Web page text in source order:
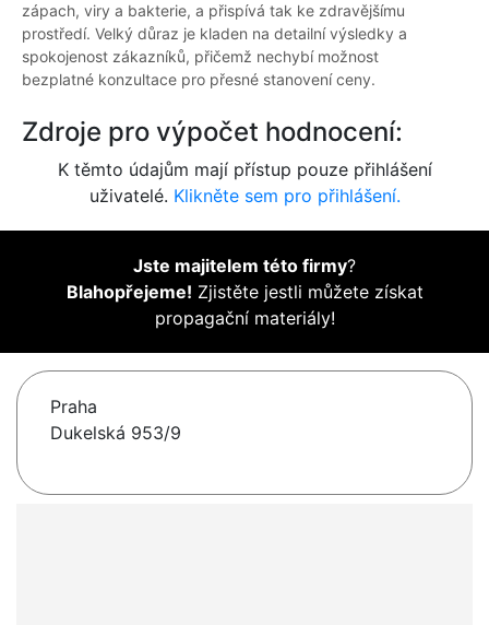
zápach, viry a bakterie, a přispívá tak ke zdravějšímu
prostředí. Velký důraz je kladen na detailní výsledky a
spokojenost zákazníků, přičemž nechybí možnost
bezplatné konzultace pro přesné stanovení ceny.
Zdroje pro výpočet hodnocení:
K těmto údajům mají přístup pouze přihlášení
uživatelé. Klikněte sem pro přihlášení.
Jste majitelem této firmy?
Blahopřejeme! Zjistěte jestli můžete získat
propagační materiály!
Praha
Dukelská 953/9